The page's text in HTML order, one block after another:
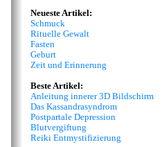
Neueste Artikel:
Schmuck
Rituelle Gewalt
Fasten
Geburt
Zeit und Erinnerung
Beste Artikel:
Anleitung innerer 3D Bildschirm
Das Kassandrasyndrom
Postpartale Depression
Blutvergiftung
Reiki Entmystifizierung